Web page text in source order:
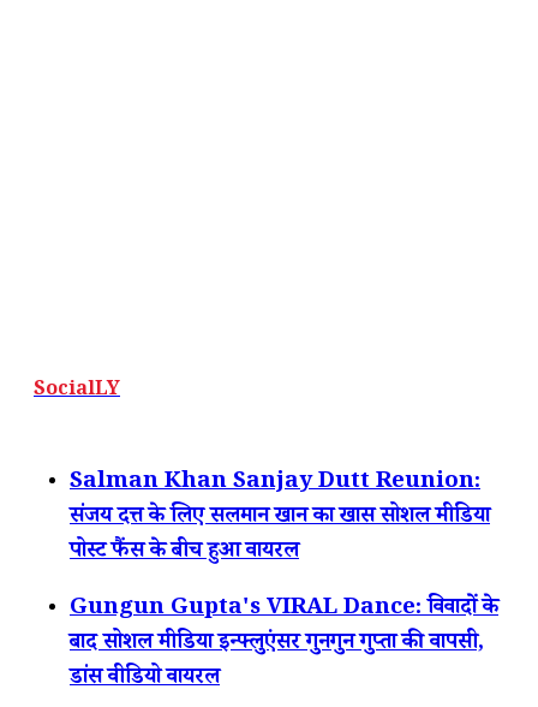
SocialLY
Salman Khan Sanjay Dutt Reunion:
संजय दत्त के लिए सलमान खान का खास सोशल मीडिया
पोस्ट फैंस के बीच हुआ वायरल
Gungun Gupta's VIRAL Dance: विवादों के
बाद सोशल मीडिया इन्फ्लुएंसर गुनगुन गुप्ता की वापसी,
डांस वीडियो वायरल